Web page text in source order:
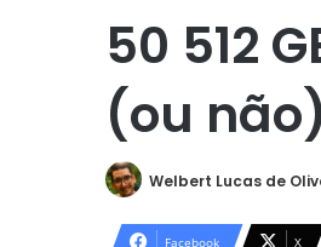
50 512
(ou não)
Welbert Lucas de
Facebook X